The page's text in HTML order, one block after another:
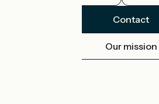
Contact
Our mission